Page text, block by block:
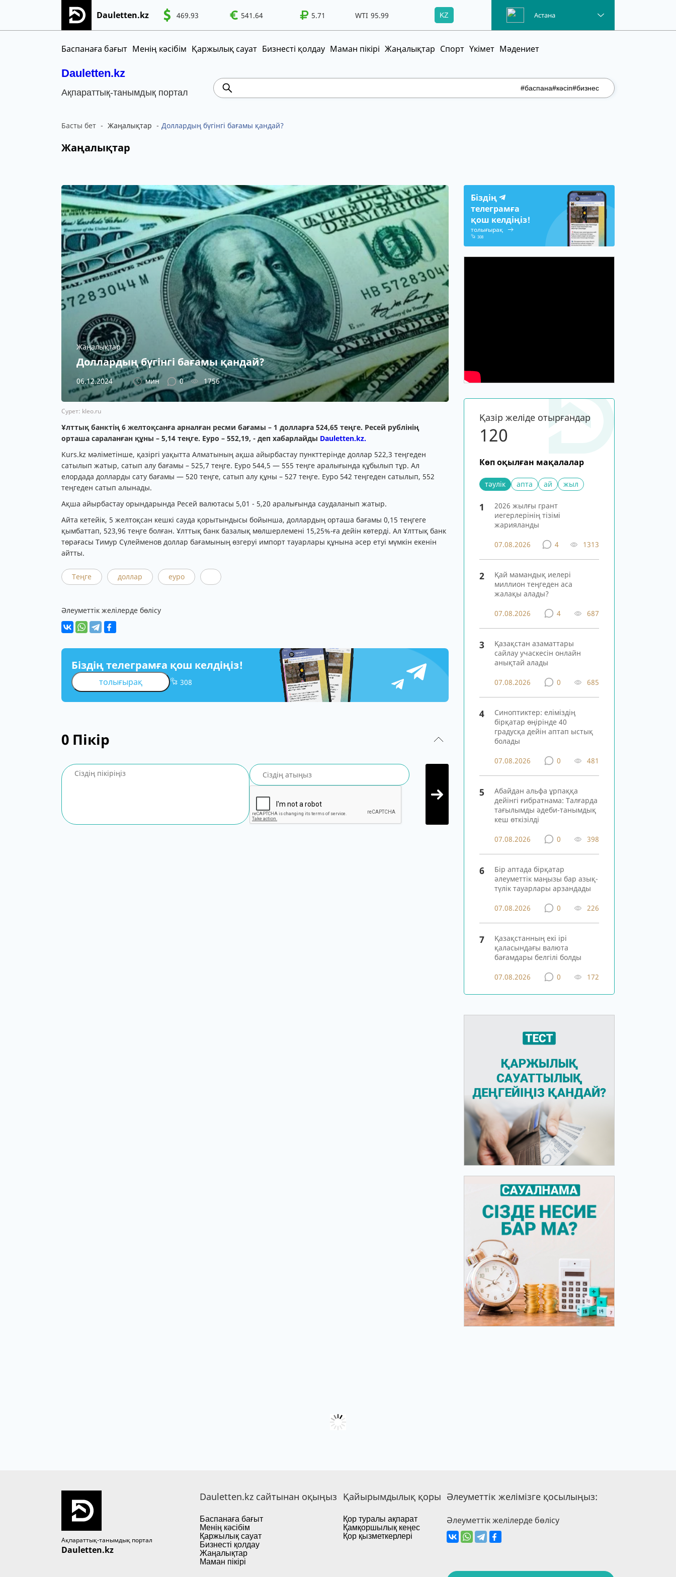
Dauletten.kz 469.93 541.64 5.71
WTI Brent 100.41 WTI 95.99 100.41KZ Астана
Баспанаға бағыт Менің кәсібім Қаржылық сауат Бизнесті қолдау Маман пікірі Жаңалықтар Спорт Үкімет Мәдениет
Dauletten.kz
Ақпараттық-танымдық портал #баспана#кәсіп#бизнес
Сіздің өтінішіңіз сәтті жіберілді, Рақмет!
Басты бет Жаңалықтар Доллардың бүгінгі бағамы қандай?
Жаңалықтар
Жаңалықтар
Доллардың бүгінгі бағамы қандай?
06.12.2024 мин 0 1756
Сурет: kleo.ru
Ұлттық банктің 6 желтоқсанға арналған ресми бағамы – 1 долларға 524,65 теңге. Ресей рублінің
орташа сараланған құны – 5,14 теңге. Еуро – 552,19, - деп хабарлайды Dauletten.kz.
Kurs.kz мәліметінше, қазіргі уақытта Алматының ақша айырбастау пункттерінде доллар 522,3 теңгеден
сатылып жатыр, сатып алу бағамы – 525,7 теңге. Еуро 544,5 — 555 теңге аралығында құбылып тұр. Ал
елордада долларды сату бағамы — 520 теңге, сатып алу құны – 527 теңге. Еуро 542 теңгеден сатылып, 552
теңгеден сатып алынады.
Ақша айырбастау орындарында Ресей валютасы 5,01 - 5,20 аралығында саудаланып жатыр.
Айта кетейік, 5 желтоқсан кешкі сауда қорытындысы бойынша, доллардың орташа бағамы 0,15 теңгеге
қымбаттап, 523,96 теңге болған. Ұлттық банк базалық мөлшерлемені 15,25%-ға дейін көтерді. Ал Ұлттық банк
төрағасы Тимур Сүлейменов доллар бағамының өзгеруі импорт тауарлары құнына әсер етуі мүмкін екенін
айтты.
Теңге доллар еуро
Әлеуметтік желілерде бөлісу
Біздің телеграмға қош келдіңіз!
толығырақ 308
0 Пікір
Біздің
телеграмға
қош келдіңіз!
толығырақ
308
Қазір желіде отырғандар
120
Көп оқылған мақалалар
тәулік апта ай жыл
1
2026 жылғы грант
иегерлерінің тізімі
жарияланды
07.08.2026 4 1313
2
Қай мамандық иелері
миллион теңгеден аса
жалақы алады?
07.08.2026 4 687
3
Қазақстан азаматтары
сайлау учаскесін онлайн
анықтай алады
07.08.2026 0 685
4
Синоптиктер: еліміздің
бірқатар өңірінде 40
градусқа дейін аптап ыстық
болады
07.08.2026 0 481
5
Абайдан альфа ұрпаққа
дейінгі ғибратнама: Талғарда
тағылымды әдеби-танымдық
кеш өткізілді
07.08.2026 0 398
6
Бір аптада бірқатар
әлеуметтік маңызы бар азық-
түлік тауарлары арзандады
07.08.2026 0 226
7
Қазақстанның екі ірі
қаласындағы валюта
бағамдары белгілі болды
07.08.2026 0 172
Ақпараттық-танымдық портал
Dauletten.kz
Dauletten.kz сайтынан оқыңыз
Баспанаға бағыт
Менің кәсібім
Қаржылық сауат
Бизнесті қолдау
Жаңалықтар
Маман пікірі
Қайырымдылық қоры
Қор туралы ақпарат
Қамқоршылық кеңес
Қор қызметкерлері
Әлеуметтік желімізге қосылыңыз:
Әлеуметтік желілерде бөлісу